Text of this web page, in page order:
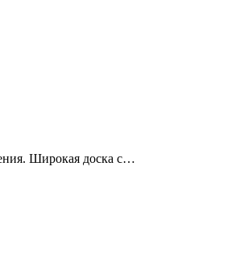
Широкая доска с…